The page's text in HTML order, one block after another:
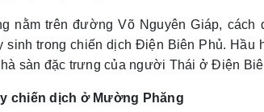
nằm trên đường Võ Nguyên Giáp,
sinh trong chiến dịch Điện Biên Phủ. Hầu
sàn đặc trưng của người Thái ở Điện
chiến dịch ở Mường Phăng